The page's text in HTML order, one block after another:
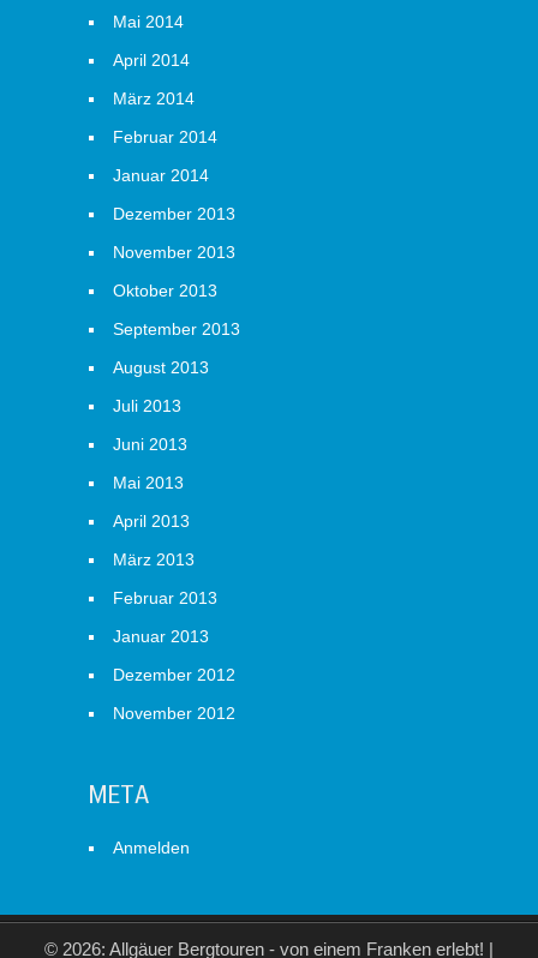
Mai 2014
April 2014
März 2014
Februar 2014
Januar 2014
Dezember 2013
November 2013
Oktober 2013
September 2013
August 2013
Juli 2013
Juni 2013
Mai 2013
April 2013
März 2013
Februar 2013
Januar 2013
Dezember 2012
November 2012
META
Anmelden
© 2026: Allgäuer Bergtouren - von einem Franken erlebt! |